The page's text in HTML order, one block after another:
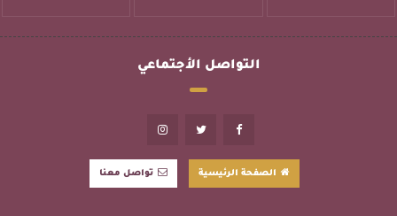
التواصل الأجتماعي
الصفحة الرئيسية تواصل معنا